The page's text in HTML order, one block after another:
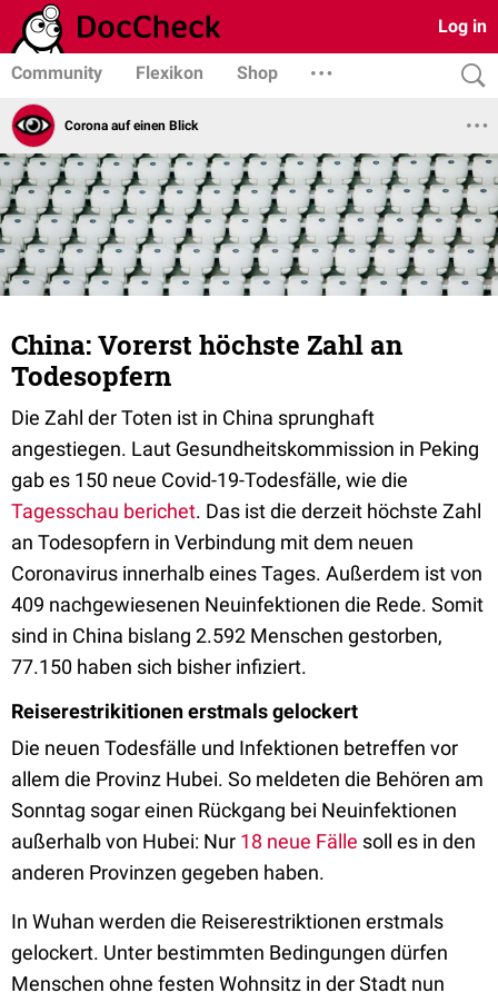
Log in
Community Flexikon Shop
Corona auf einen Blick
China: Vorerst höchste Zahl an
Todesopfern
Die Zahl der Toten ist in China sprunghaft
angestiegen. Laut Gesundheitskommission in Peking
gab es 150 neue Covid-19-Todesfälle, wie die
Tagesschau berichet. Das ist die derzeit höchste Zahl
an Todesopfern in Verbindung mit dem neuen
Coronavirus innerhalb eines Tages. Außerdem ist von
409 nachgewiesenen Neuinfektionen die Rede. Somit
sind in China bislang 2.592 Menschen gestorben,
77.150 haben sich bisher infiziert.
Reiserestrikitionen erstmals gelockert
Die neuen Todesfälle und Infektionen betreffen vor
allem die Provinz Hubei. So meldeten die Behören am
Sonntag sogar einen Rückgang bei Neuinfektionen
außerhalb von Hubei: Nur 18 neue Fälle soll es in den
anderen Provinzen gegeben haben.
In Wuhan werden die Reiserestriktionen erstmals
gelockert. Unter bestimmten Bedingungen dürfen
Menschen ohne festen Wohnsitz in der Stadt nun